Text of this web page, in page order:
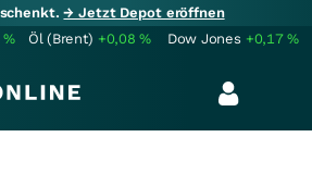
→ Jetzt Depot eröffnen
% Öl (Brent) +0,08% Dow Jones +0,17%